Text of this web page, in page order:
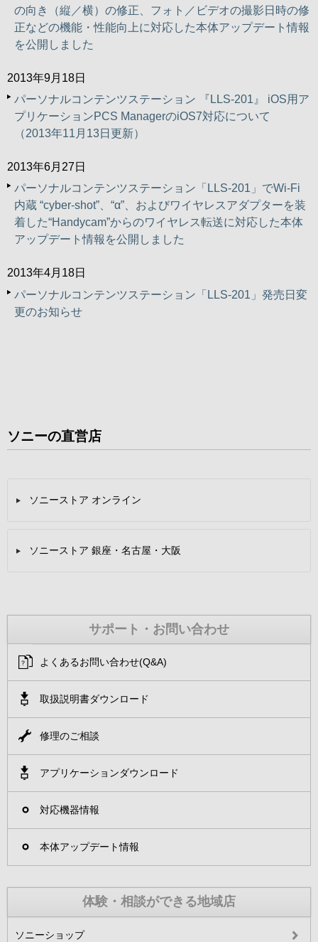
の向き（縦／横）の修正、フォト／ビデオの撮影日時の修
正などの機能・性能向上に対応した本体アップデート情報
を公開しました
2013年9月18日
パーソナルコンテンツステーション 『LLS-201』 iOS用ア
プリケーションPCS ManagerのiOS7対応について
（2013年11月13日更新）
2013年6月27日
パーソナルコンテンツステーション「LLS-201」でWi-Fi
内蔵 “cyber-shot”、“α”、およびワイヤレスアダプターを装
着した“Handycam”からのワイヤレス転送に対応した本体
アップデート情報を公開しました
2013年4月18日
パーソナルコンテンツステーション「LLS-201」発売日変
更のお知らせ
ソニーの直営店
ソニーストア オンライン
ソニーストア 銀座・名古屋・大阪
サポート・お問い合わせ
よくあるお問い合わせ(Q&A)
取扱説明書ダウンロード
修理のご相談
アプリケーションダウンロード
対応機器情報
本体アップデート情報
体験・相談ができる地域店
ソニーショップ